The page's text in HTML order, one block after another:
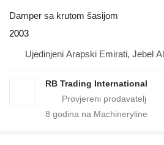
Damper sa krutom šasijom
2003
Ujedinjeni Arapski Emirati, Jebel
RB Trading International
8 godina na Machineryline